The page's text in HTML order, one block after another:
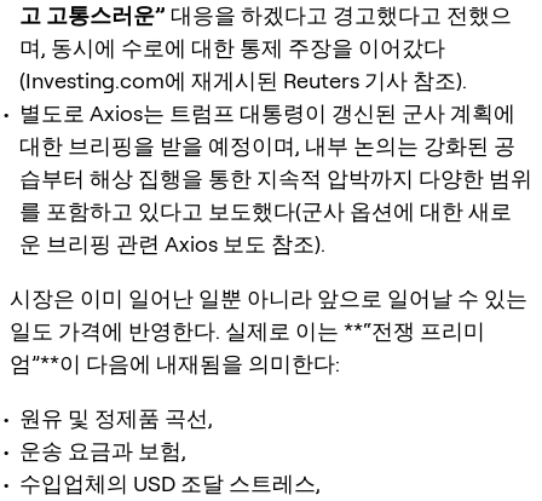
고 고통스러운” 대응을 하겠다고 경고했다고 전했으
며, 동시에 수로에 대한 통제 주장을 이어갔다
(Investing.com에 재게시된 Reuters 기사 참조).
별도로 Axios는 트럼프 대통령이 갱신된 군사 계획에
대한 브리핑을 받을 예정이며, 내부 논의는 강화된 공
습부터 해상 집행을 통한 지속적 압박까지 다양한 범위
를 포함하고 있다고 보도했다(군사 옵션에 대한 새로
운 브리핑 관련 Axios 보도 참조).
시장은 이미 일어난 일뿐 아니라 앞으로 일어날 수 있는
일도 가격에 반영한다. 실제로 이는 **“전쟁 프리미
엄”**이 다음에 내재됨을 의미한다:
원유 및 정제품 곡선,
운송 요금과 보험,
수입업체의 USD 조달 스트레스,